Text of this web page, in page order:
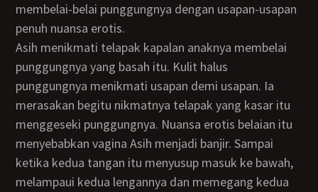
membelai-belai punggungnya dengan usapan-usapan
penuh nuansa erotis.
Asih menikmati telapak kapalan anaknya membelai
punggungnya yang basah itu. Kulit halus
punggungnya menikmati usapan demi usapan. Ia
merasakan begitu nikmatnya telapak yang kasar itu
menggeseki punggungnya. Nuansa erotis belaian itu
menyebabkan vagina Asih menjadi banjir. Sampai
ketika kedua tangan itu menyusup masuk ke bawah,
melampaui kedua lengannya dan memegang kedua